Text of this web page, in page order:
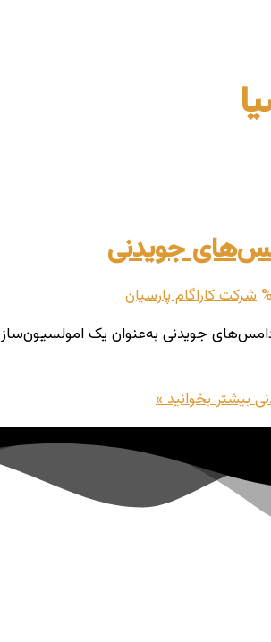
جویدنی
شرکت کاراگام پارسیان
جویدنی به‌عنوان یک امولسیون‌ساز
بیشتر بخوانید »